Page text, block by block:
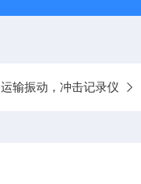
运输振动，冲击记录仪